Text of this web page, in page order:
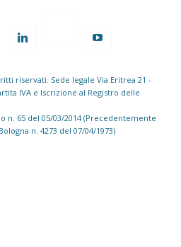
riservati. Sede legale Via Eritrea 21 -
IVA e Iscrizione al Registro delle
n. 65 del 05/03/2014 (Precedentemente
n. 4273 del 07/04/1973)